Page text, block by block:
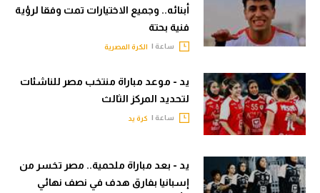
أبنائه.. وجميع الاختيارات تمت وفقا لرؤية
فنية بحتة
ساعة | الكرة المصرية
يد - موعد مباراة منتخب مصر للناشئات
لتحديد المركز الثالث
ساعة | كرة يد
يد - بعد مباراة ملحمية.. مصر تخسر من
إسبانيا بفارق هدف في نصف نهائي